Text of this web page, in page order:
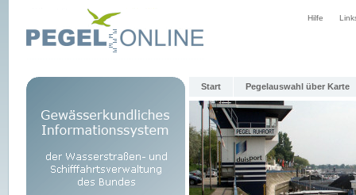
Hilfe
Start Pegelauswahl über Karte